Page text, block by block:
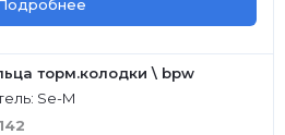
торм.колодки \ bpw
Se-M